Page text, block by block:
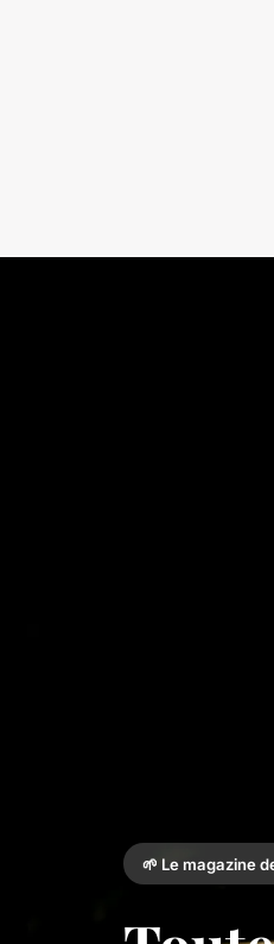
🌱 Le magazine